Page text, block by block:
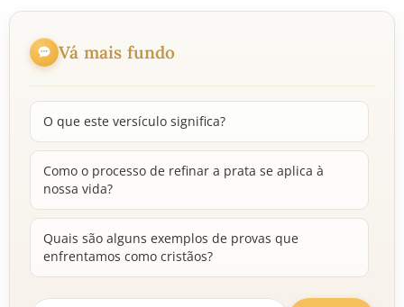
Vá mais fundo
O que este versículo significa?
Como o processo de refinar a prata se aplica à
nossa vida?
Quais são alguns exemplos de provas que
enfrentamos como cristãos?